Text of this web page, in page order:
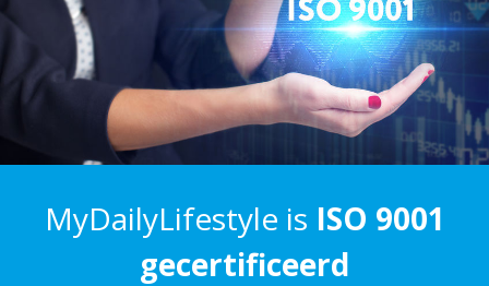
MyDailyLifestyle is ISO 9001
gecertificeerd